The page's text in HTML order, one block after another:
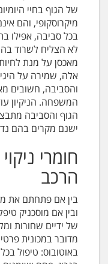
של הגוף בחיי
מיקרוסקופי, והם
בכל סביבה, אפילו
לא הצליח לשרוד
מאכסן על מנת
אלה, שמירה על
והסביבה, חשובים
המשפחה. הניקיון
הגוף והסביבה
ישנם מקרים בהם
חומרי
הרכב
בין אם פתחתם את
ובין אם מוסכניק
של ידיים שחורות
באוטובוס: טיפול